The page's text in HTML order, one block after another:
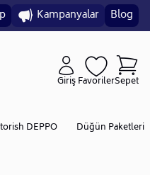
Kampanyalar Blog
GirişFavorilerSepet
DEPPO Düğün Paketleri